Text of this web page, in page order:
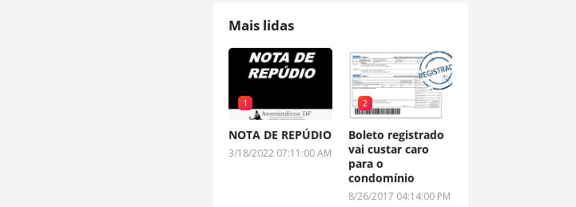
Mais lidas
1
NOTA DE REPÚDIO
3/18/2022 07:11:00 AM
2
Boleto registrado
vai custar caro
para o
condomínio
8/26/2017 04:14:00 PM